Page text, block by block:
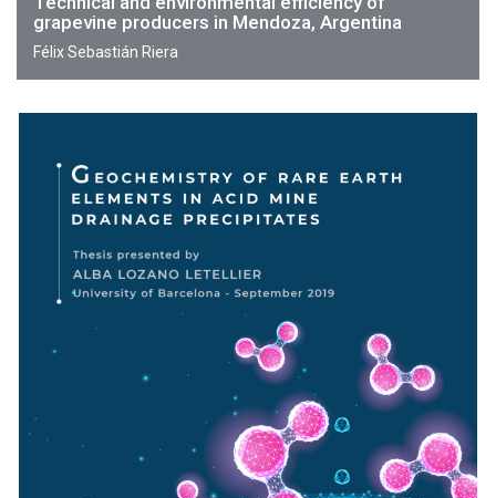
grapevine producers in Mendoza, Argentina
Félix Sebastián Riera